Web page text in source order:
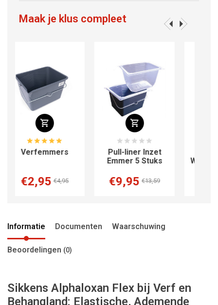
Maak je klus compleet
€4,95
Pull-liner Inzet
Emmer 5 Stuks
€9,95 €13,59
Anza Pro Super
Wistex Gevelroller
€7,95
Informatie Documenten Waarschuwing
Beoordelingen (0)
Sikkens Alphaloxan Flex bij Verf en
Behangland: Elastische, Ademende